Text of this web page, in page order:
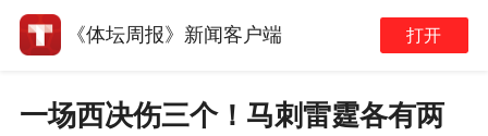
《体坛周报》新闻客户端 打开
一场西决伤三个！马刺雷霆各有两